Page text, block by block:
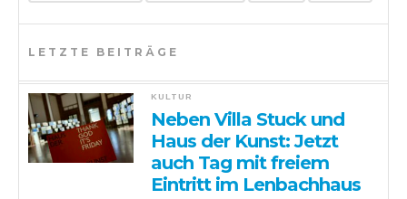
LETZTE BEITRÄGE
KULTUR
Neben Villa Stuck und
Haus der Kunst: Jetzt
auch Tag mit freiem
Eintritt im Lenbachhaus